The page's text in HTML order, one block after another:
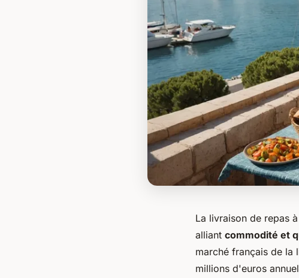
La livraison de repas
alliant commodité et
marché français de la
millions d'euros